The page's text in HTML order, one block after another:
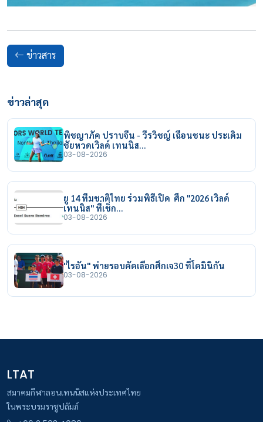
ข่าวสาร
ข่าวล่าสุด
พิชญาภัค ปราบจีน - วีรวิชญ์ เฉือนชนะ ประเดิม
ชัยหวดเวิลด์ เทนนิส…
03-08-2026
ยู 14 ทีมชาติไทย ร่วมพิธีเปิด ศึก "2026 เวิลด์
เทนนิส" ที่เช็ก…
03-08-2026
"ไรอัน" พ่ายรอบคัดเลือกศึกเจ30 ที่โดมินิกัน
03-08-2026
LTAT
สมาคมกีฬาลอนเทนนิสแห่งประเทศไทย
ในพระบรมราชูปถัมภ์